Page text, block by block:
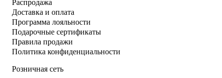
Распродажа
Доставка и оплата
Программа лояльности
Подарочные сертификаты
Правила продажи
Политика конфиденциальности
Розничная сеть